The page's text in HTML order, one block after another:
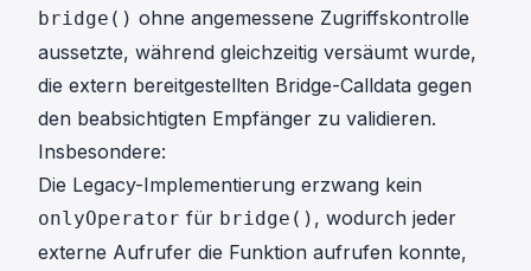
bridge() ohne angemessene Zugriffskontrolle
aussetzte, während gleichzeitig versäumt wurde,
die extern bereitgestellten Bridge-Calldata gegen
den beabsichtigten Empfänger zu validieren.
Insbesondere:
Die Legacy-Implementierung erzwang kein
onlyOperator für bridge() , wodurch jeder
externe Aufrufer die Funktion aufrufen konnte,